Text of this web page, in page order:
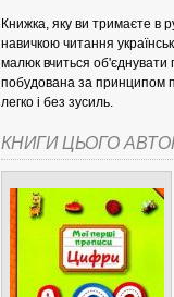
Книжка, яку ви тримаєте в
навичкою читання
малюк вчиться об'єднувати
побудована за принципом
легко і без зусиль.
КНИГИ ЦЬОГО